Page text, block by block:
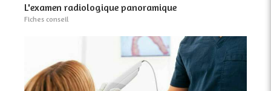
L'examen radiologique panoramique
Fiches conseil